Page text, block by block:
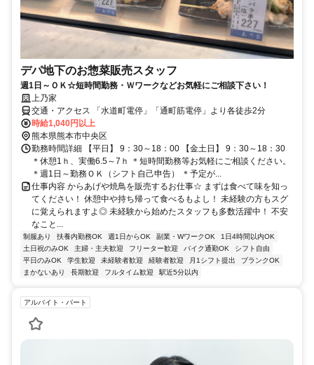
デパ地下のお惣菜販売スタッフ
週1日～ＯＫ☆短時間勤務・Ｗワークなどお気軽にご相談下さい！
上乃家
交通・アクセス 「水道町電停」「通町筋電停」より各徒歩2分
時給1,040円以上
熊本県熊本市中央区
勤務時間詳細 【平日】 9：30～18：00 【金土日】 9：30～18：30
＊休憩1ｈ、実働6.5～7ｈ ＊短時間勤務等お気軽にご相談ください。
＊週1日～勤務ＯＫ（シフト自己申告） ＊予定が...
仕事内容 からあげや焼鳥を販売するお仕事☆ まずは食べて味を知っ
てください！ 休憩中や持ち帰って食べるもよし！ 未経験の方もスグ
に覚えられますよ◎ 未経験から始めたスタッフも多数活躍中！ 不安
なこと...
制服あり 扶養内勤務OK 週1日からOK 副業・WワークOK
1日4時間以内OK
土日祝のみOK
主婦・主夫歓迎 フリーター歓迎 バイク通勤OK
シフト自由
平日のみOK
学生歓迎 未経験者歓迎 経験者歓迎 月1シフト提出
ブランクOK
まかないあり
長期歓迎 フルタイム歓迎 駅近5分以内
アルバイト・パート